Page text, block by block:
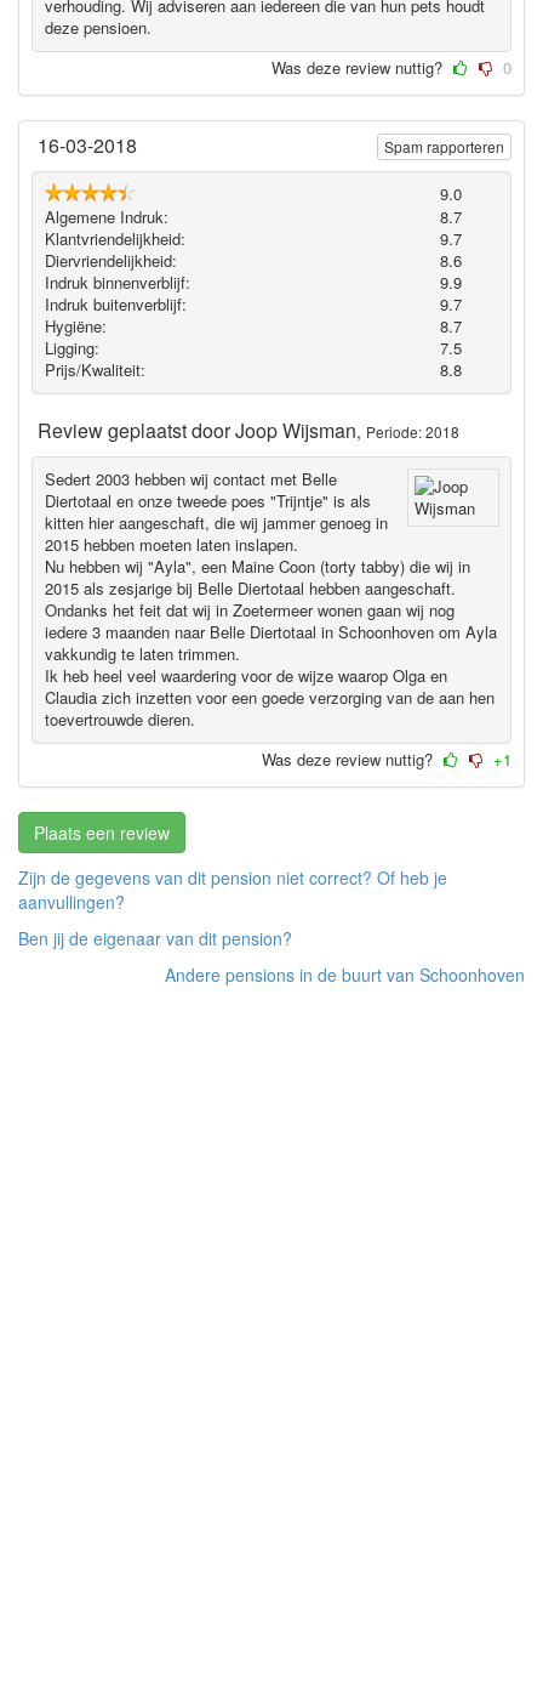
verhouding. Wij adviseren aan iedereen die van hun pets houdt
deze pensioen.
Was deze review nuttig? 0
16-03-2018
9.0
Algemene Indruk:
8.7
Klantvriendelijkheid:
9.7
Diervriendelijkheid:
8.6
Indruk binnenverblijf:
9.9
Indruk buitenverblijf:
9.7
Hygiëne‎:
8.7
Ligging:
7.5
Prijs/Kwaliteit:
8.8
Review geplaatst doorJoop Wijsman, Periode: 2018
Sedert 2003 hebben wij contact met Belle
Diertotaal en onze tweede poes "Trijntje" is als
kitten hier aangeschaft, die wij jammer genoeg in
2015 hebben moeten laten inslapen.
Nu hebben wij "Ayla", een Maine Coon (torty tabby) die wij in
2015 als zesjarige bij Belle Diertotaal hebben aangeschaft.
Ondanks het feit dat wij in Zoetermeer wonen gaan wij nog
iedere 3 maanden naar Belle Diertotaal in Schoonhoven om Ayla
vakkundig te laten trimmen.
Ik heb heel veel waardering voor de wijze waarop Olga en
Claudia zich inzetten voor een goede verzorging van de aan hen
toevertrouwde dieren.
Spam rapporteren
Was deze review nuttig? +1
Plaats een review
Zijn de gegevens van dit pension niet correct? Of heb je
aanvullingen?
Ben jij de eigenaar van dit pension?
Andere pensions in de buurt van Schoonhoven